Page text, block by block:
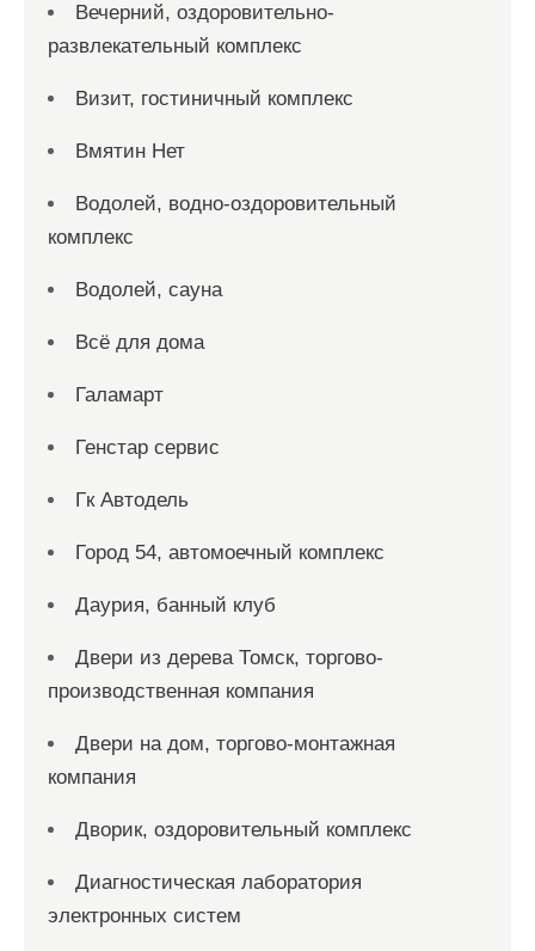
Вечерний, оздоровительно-
развлекательный комплекс
Визит, гостиничный комплекс
Вмятин Нет
Водолей, водно-оздоровительный
комплекс
Водолей, сауна
Всё для дома
Галамарт
Генстар сервис
Гк Автодель
Город 54, автомоечный комплекс
Даурия, банный клуб
Двери из дерева Томск, торгово-
производственная компания
Двери на дом, торгово-монтажная
компания
Дворик, оздоровительный комплекс
Диагностическая лаборатория
электронных систем